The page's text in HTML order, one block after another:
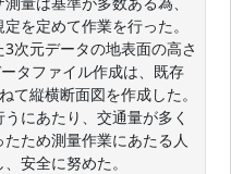
を定めて作業を行った。
次元データの地表面の高さ
タファイル作成は、既存
て縦横断面図を作成した。
にあたり、交通量が多く
ため測量作業にあたる人
安全に努めた。